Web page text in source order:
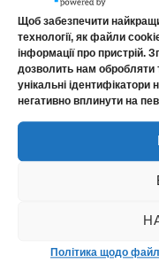
Щоб забезпечити
технології, як файли
інформації про пристрій.
дозволить нам обробляти
унікальні
негативно вплинути на
Політика щодо